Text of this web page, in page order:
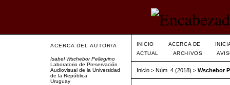
ACERCA DEL AUTOR/A
Isabel Wschebor Pellegrino
Laboratorio de Preservación
Audiovisual de la Universidad
de la República
Uruguay
INICIO ACERCA DE
ACTUAL
ARCHIVOS
Inicio> Núm. 4 (2018) > Wschebor